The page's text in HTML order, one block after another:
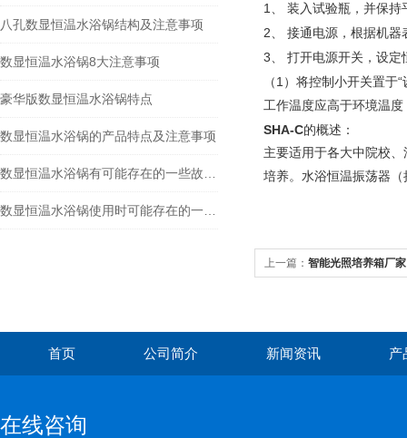
八孔数显恒温水浴锅结构及注意事项
数显恒温水浴锅8大注意事项
豪华版数显恒温水浴锅特点
数显恒温水浴锅的产品特点及注意事项
1 、 装入试验瓶，并保持
2、 接通电源，根据机器
3、
打开电源开关，设定
（ 1 ）将控制小开关置于“
工作温度应高于环境温
SHA-C的概述：
主要适用于各大中院校
培养。水浴恒温振荡器
上一篇： 智能光照培养箱厂家
首页 公司简介 新闻资讯 产
在线咨询